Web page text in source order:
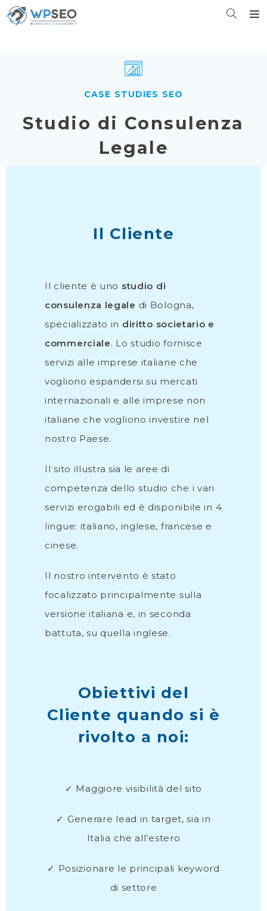
CASE STUDIES SEO
Studio di Consulenza
Legale
Il Cliente
Il cliente è uno studio di
consulenza legale di Bologna,
specializzato in diritto societario e
commerciale. Lo studio fornisce
servizi alle imprese italiane che
vogliono espandersi su mercati
internazionali e alle imprese non
italiane che vogliono investire nel
nostro Paese.
Il sito illustra sia le aree di
competenza dello studio che i vari
servizi erogabili ed è disponibile in 4
lingue: italiano, inglese, francese e
cinese.
Il nostro intervento è stato
focalizzato principalmente sulla
versione italiana e, in seconda
battuta, su quella inglese.
Obiettivi del
Cliente quando si è
rivolto a noi:
✓ Maggiore visibilità del sito
✓ Generare lead in target, sia in
Italia che all’estero
✓ Posizionare le principali keyword
di settore